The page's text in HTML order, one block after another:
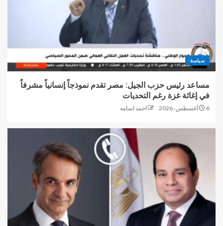
سياسة
مساعد رئيس حزب الجيل: مصر تقدم نموذجاً إنسانياً مشرفاً
في إغاثة غزة رغم التحديات
6 أغسطس، 2026 احمد اسامه